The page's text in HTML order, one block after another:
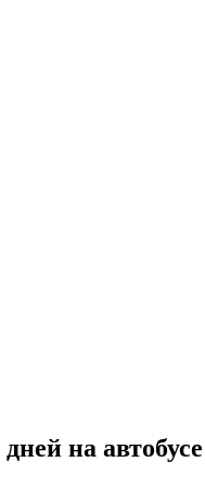
на автобусе